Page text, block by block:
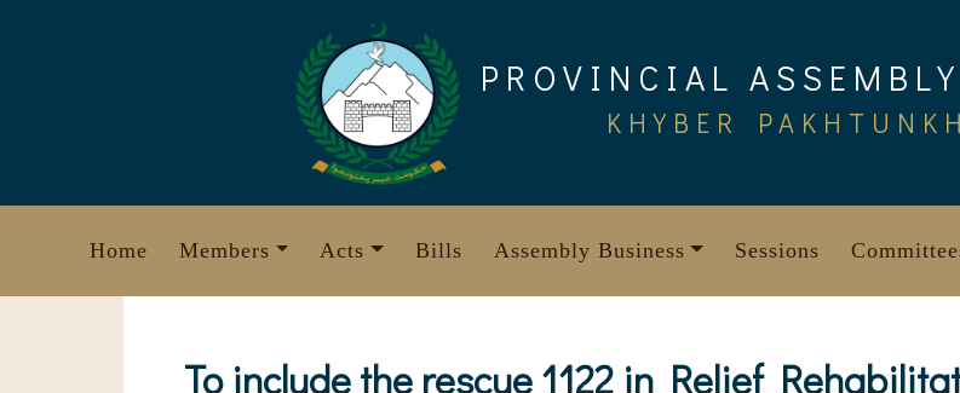
PROVINCIAL ASSEMBLY
KHYBER
Home Members Acts Bills Assembly Business Sessions
To include the rescue 1122 in Relief